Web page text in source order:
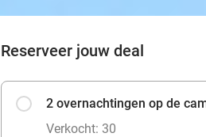
Reserveer jouw deal
2 overnachtingen op de
Verkocht: 30